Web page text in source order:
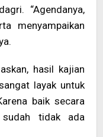
“Agendanya,
menyampaikan
hasil kajian
layak untuk
baik secara
tidak ada